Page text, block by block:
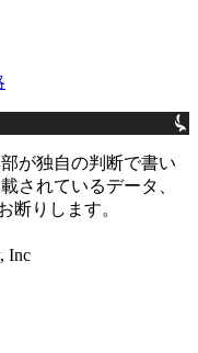
が独自の判断で書い
されているデータ、
断りします。
Inc